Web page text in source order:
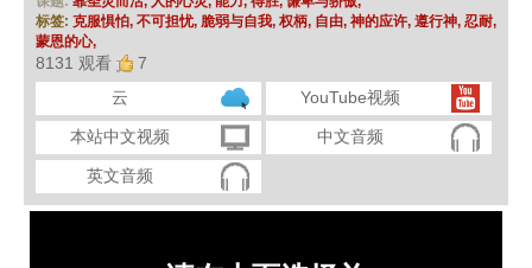
标签: 克服惧怕, 不可担忧, 脆弱与自我, 权柄, 自由, 神的应许, 遵行神, 忍耐,
蒙恩的心,
8131 观看
7
云
YouTube视频
本站中文视频 中文音频
英文音频